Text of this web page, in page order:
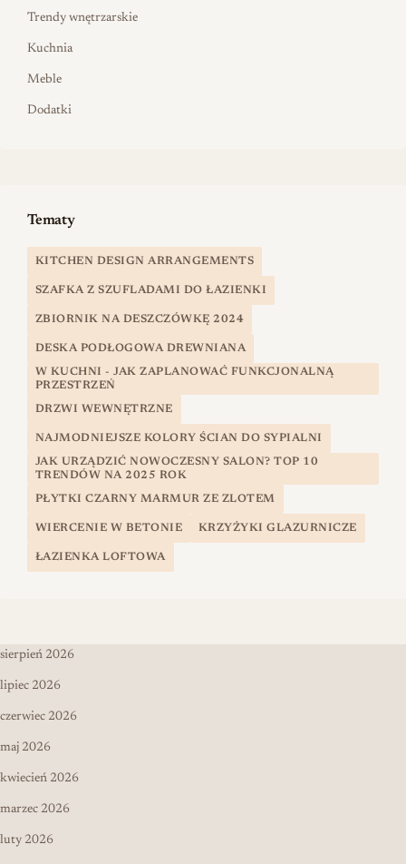
Trendy wnętrzarskie
Kuchnia
Meble
Dodatki
Tematy
KITCHEN DESIGN ARRANGEMENTS
SZAFKA Z SZUFLADAMI DO ŁAZIENKI
ZBIORNIK NA DESZCZÓWKĘ 2024
DESKA PODŁOGOWA DREWNIANA
W KUCHNI - JAK ZAPLANOWAĆ FUNKCJONALNĄ
PRZESTRZEŃ
DRZWI WEWNĘTRZNE
NAJMODNIEJSZE KOLORY ŚCIAN DO SYPIALNI
JAK URZĄDZIĆ NOWOCZESNY SALON? TOP 10
TRENDÓW NA 2025 ROK
PŁYTKI CZARNY MARMUR ZE ZLOTEM
WIERCENIE W BETONIE KRZYŻYKI GLAZURNICZE
ŁAZIENKA LOFTOWA
sierpień 2026
lipiec 2026
czerwiec 2026
maj 2026
kwiecień 2026
marzec 2026
luty 2026